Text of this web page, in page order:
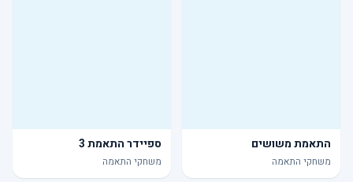
התאמת משושים
משחקי התאמה
ספיידר התאמת 3
משחקי התאמה